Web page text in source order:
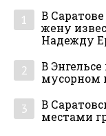
1
В
жену
Надежду
2
В
мусорном
3
В
местами